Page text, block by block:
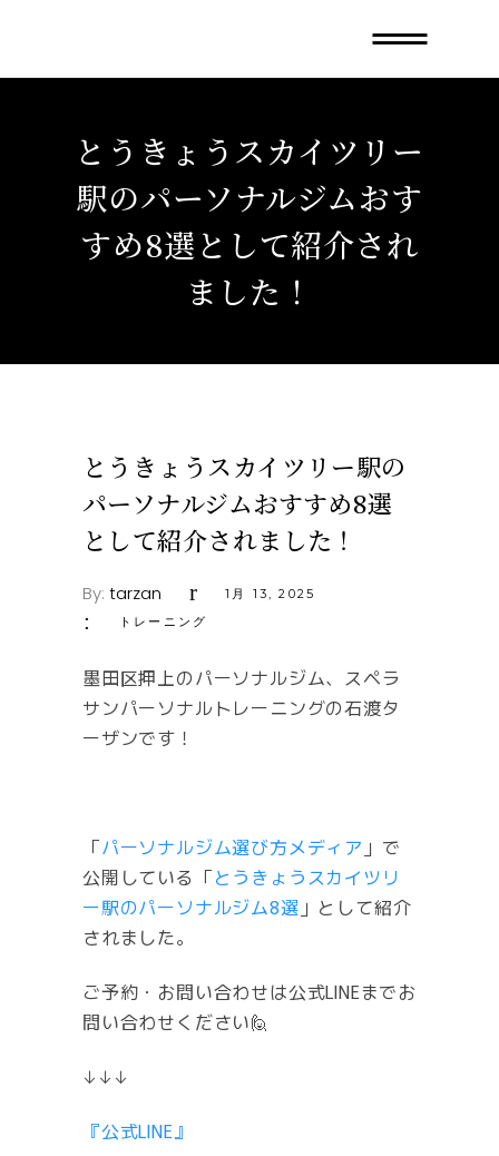
とうきょうスカイツリー
駅のパーソナルジムおす
すめ8選として紹介され
ました！
とうきょうスカイツリー駅の
パーソナルジムおすすめ8選
として紹介されました！
By: tarzan
1月 13, 2025
トレーニング
墨田区押上のパーソナルジム、スペラ
サンパーソナルトレーニングの石渡タ
ーザンです！
「パーソナルジム選び方メディア 」で
公開している「とうきょうスカイツリ
ー駅のパーソナルジム8選 」として紹介
されました。
ご予約・お問い合わせは公式LINEまでお
問い合わせください🙋
↓↓↓
『公式LINE』